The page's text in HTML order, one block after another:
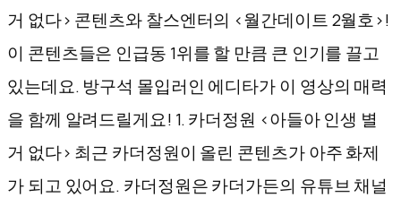
거 없다> 콘텐츠와 찰스엔터의 <월간데이트 2월호>!
이 콘텐츠들은 인급동 1위를 할 만큼 큰 인기를 끌고
있는데요. 방구석 몰입러인 에디타가 이 영상의 매력
을 함께 알려드릴게요! 1. 카더정원 <아들아 인생 별
거 없다> 최근 카더정원이 올린 콘텐츠가 아주 화제
가 되고 있어요. 카더정원은 카더가든의 유튜브 채널